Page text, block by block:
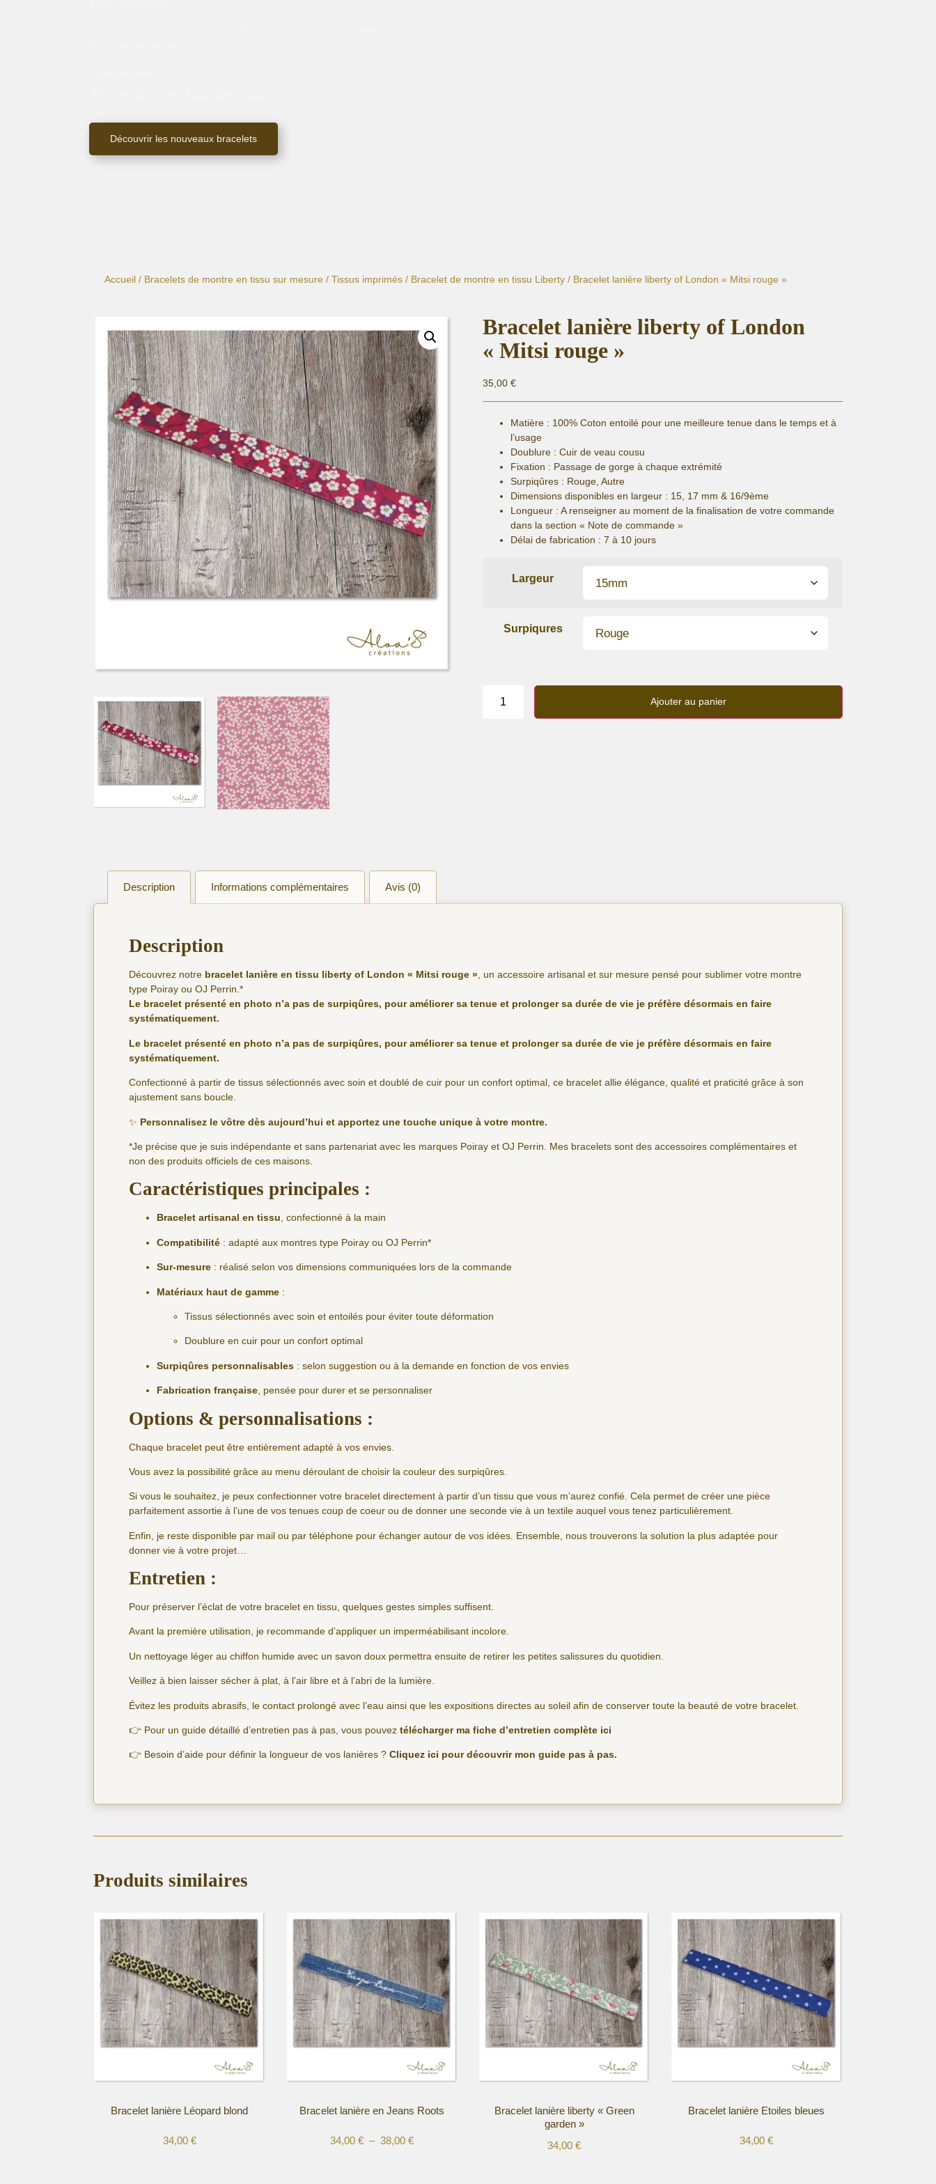
Découvrir les nouveaux bracelets
Accueil / Bracelets de montre en tissu sur mesure /Tissus imprimés / Bracelet de montre en tissu Liberty / Bracelet lanière liberty of London « Mitsi rouge »
Bracelet lanière liberty of London
« Mitsi rouge »
35,00€
Matière : 100% Coton entoilé pour une meilleure tenue dans le temps et à
l’usage
Doublure : Cuir de veau cousu
Fixation : Passage de gorge à chaque extrémité
Surpiqûres : Rouge, Autre
Dimensions disponibles en largeur : 15, 17 mm & 16/9ème
Longueur : A renseigner au moment de la finalisation de votre commande
dans la section « Note de commande »
Délai de fabrication : 7 à 10 jours
Largeur
Surpiqures
Bracelet
Ajouter au panier
Description Informations complémentaires Avis (0)
Description
Découvrez notre bracelet lanière en tissu liberty of London « Mitsi rouge », un accessoire artisanal et sur mesure pensé pour sublimer votre montre
type Poiray ou OJ Perrin.*
Le bracelet présenté en photo n’a pas de surpiqûres, pour améliorer sa tenue et prolonger sa durée de vie je préfère désormais en faire
systématiquement.
Le bracelet présenté en photo n’a pas de surpiqûres, pour améliorer sa tenue et prolonger sa durée de vie je préfère désormais en faire
systématiquement.
Confectionné à partir de tissus sélectionnés avec soin et doublé de cuir pour un confort optimal, ce bracelet allie élégance, qualité et praticité grâce à son
ajustement sans boucle.
✨ Personnalisez le vôtre dès aujourd’hui et apportez une touche unique à votre montre.
*Je précise que je suis indépendante et sans partenariat avec les marques Poiray et OJ Perrin. Mes bracelets sont des accessoires complémentaires et
non des produits officiels de ces maisons.
Caractéristiques principales :
Bracelet artisanal en tissu, confectionné à la main
Compatibilité : adapté aux montres type Poiray ou OJ Perrin*
Sur-mesure : réalisé selon vos dimensions communiquées lors de la commande
Matériaux haut de gamme :
Tissus sélectionnés avec soin et entoilés pour éviter toute déformation
Doublure en cuir pour un confort optimal
Surpiqûres personnalisables : selon suggestion ou à la demande en fonction de vos envies
Fabrication française , pensée pour durer et se personnaliser
Options & personnalisations :
Chaque bracelet peut être entièrement adapté à vos envies.
Vous avez la possibilité grâce au menu déroulant de choisir la couleur des surpiqûres.
Si vous le souhaitez, je peux confectionner votre bracelet directement à partir d’un tissu que vous m’aurez confié. Cela permet de créer une pièce
parfaitement assortie à l’une de vos tenues coup de coeur ou de donner une seconde vie à un textile auquel vous tenez particulièrement.
Enfin, je reste disponible par mail ou par téléphone pour échanger autour de vos idées. Ensemble, nous trouverons la solution la plus adaptée pour
donner vie à votre projet…
Entretien :
Pour préserver l’éclat de votre bracelet en tissu, quelques gestes simples suffisent.
Avant la première utilisation, je recommande d’appliquer un imperméabilisant incolore.
Un nettoyage léger au chiffon humide avec un savon doux permettra ensuite de retirer les petites salissures du quotidien.
Veillez à bien laisser sécher à plat, à l’air libre et à l’abri de la lumière.
Évitez les produits abrasifs, le contact prolongé avec l’eau ainsi que les expositions directes au soleil afin de conserver toute la beauté de votre bracelet.
👉 Pour un guide détaillé d’entretien pas à pas, vous pouveztélécharger ma fiche d’entretien complète ici
👉 Besoin d’aide pour définir la longueur de vos lanières ?Cliquez ici pour découvrir mon guide pas à pas.
Produits similaires
Bracelet lanière Léopard blond
34,00 €
Bracelet lanière en Jeans Roots
34,00 € – 38,00 €Plage
Bracelet lanière liberty « Green
garden »
34,00€
Bracelet lanière Etoiles bleues
34,00€